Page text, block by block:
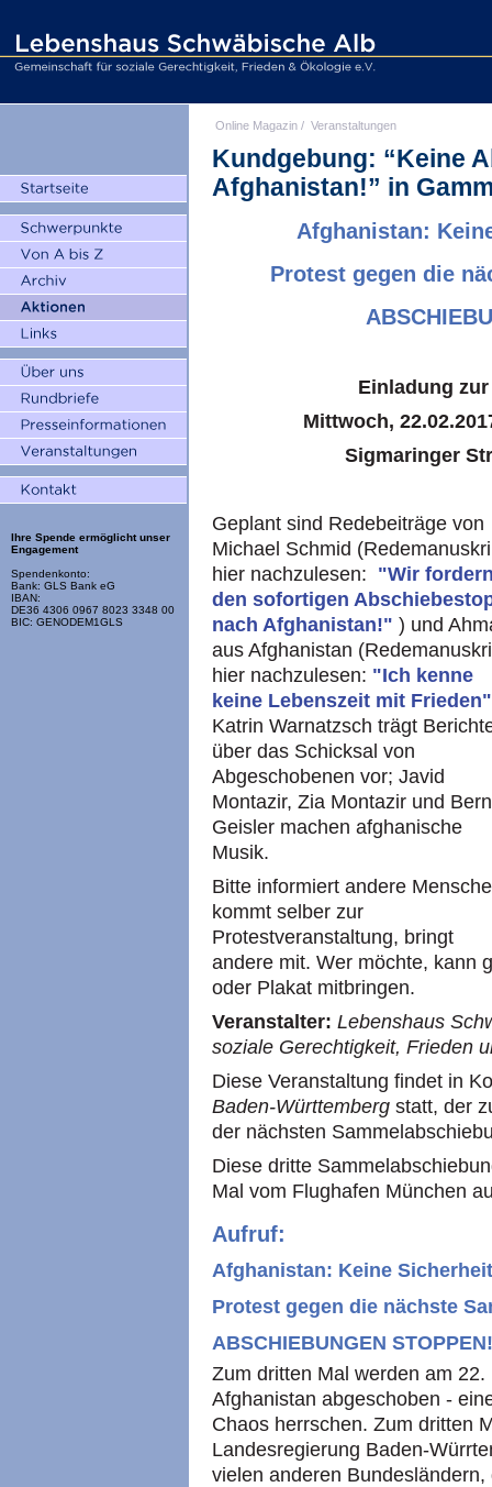
Ihre Spende ermöglicht unser
Engagement
Spendenkonto:
Bank: GLS Bank eG
IBAN:
DE36 4306 0967 8023 3348 00
BIC: GENODEM1GLS
Online Magazin / Veranstaltungen
Kundgebung: “Keine
Afghanistan!” in
Afghanistan:
Protest gegen die
Einladung
Mittwoch,
Sigmaringer
Geplant sind Redebeiträge von
Michael Schmid
hier nachzulesen: "Wir
den sofortigen
nach Afghanistan!" ) und
aus Afghanistan
hier nachzulesen: "Ich kenne
keine Lebenszeit mit
Katrin Warnatzsch trägt
über das Schicksal von
Abgeschobenen vor; Javid
Montazir, Zia Montazir und
Geisler machen afghanische
Musik.
Bitte informiert andere
kommt selber zur
Protestveranstaltung, bringt
andere mit. Wer möchte, kann
oder Plakat mitbringen.
Veranstalter: Lebenshaus
soziale Gerechtigkeit, Frieden
Diese Veranstaltung findet in
Baden-Württemberg statt, der
der nächsten
Diese dritte
Mal vom Flughafen München
Aufruf:
Afghanistan: Keine
Protest gegen die nächste
ABSCHIEBUNGEN STOPPEN!
Zum dritten Mal werden am
Afghanistan abgeschoben -
Chaos herrschen. Zum dritten
Landesregierung Baden-
vielen anderen